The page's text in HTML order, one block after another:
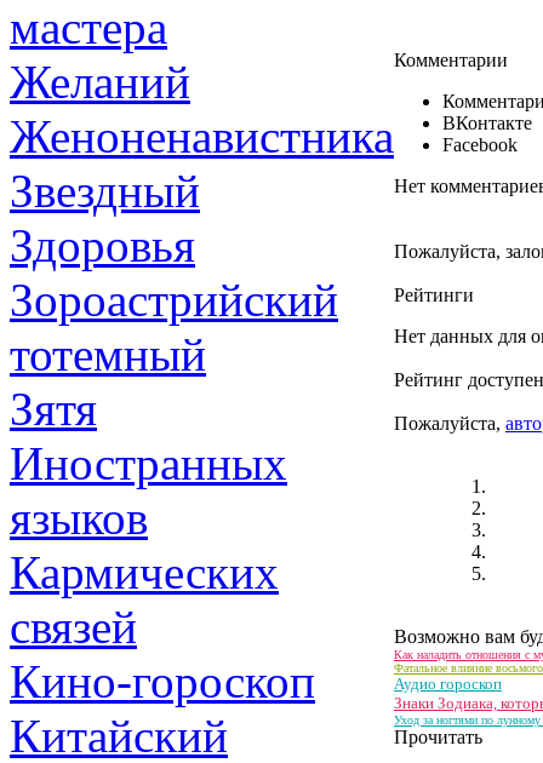
мастера
Желаний
Женоненавистника
Звездный
Здоровья
Зороастрийский
тотемный
Зятя
Иностранных
языков
Кармических
связей
Кино-гороскоп
Китайский
Комментарии
ВКонтакте
Facebook
Нет
Пожалуйста,
Рейтинги
Нет данных для
Рейтинг
Пожалуйста,
Возможно вам
Как наладить отношения с
Фатальное влияние
Аудио гороскоп
Знаки Зодиака,
Уход за ногтями по лунному
Прочитать